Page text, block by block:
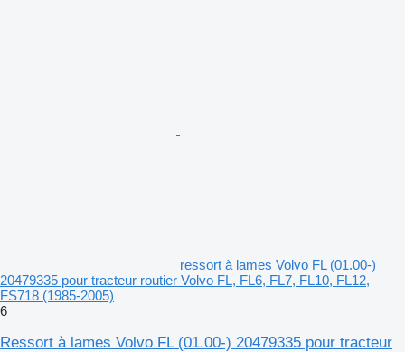
ressort à lames Volvo FL (01.00-)
20479335 pour tracteur routier Volvo FL, FL6, FL7, FL10, FL12,
FS718 (1985-2005)
6
Ressort à lames Volvo FL (01.00-) 20479335 pour tracteur